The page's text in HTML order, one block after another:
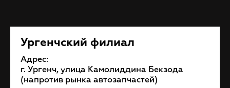
Ургенчский филиал
Адрес:
г. Ургенч, улица Камолиддина Бекзода
(напротив рынка автозапчастей)